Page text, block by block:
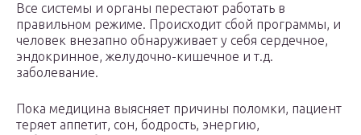
Все системы и органы перестают работать в
правильном режиме. Происходит сбой программы, и
человек внезапно обнаруживает у себя сердечное,
эндокринное, желудочно-кишечное и т.д.
заболевание.
Пока медицина выясняет причины поломки, пациент
теряет аппетит, сон, бодрость, энергию,